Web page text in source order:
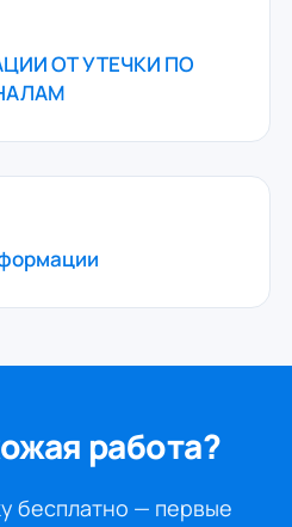
ОТ УТЕЧКИ ПО
работа?
бесплатно — первые